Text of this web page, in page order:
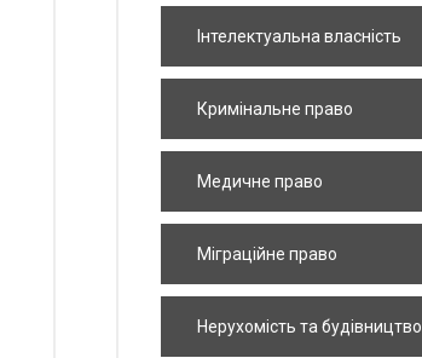
Інтелектуальна власність
Кримінальне право
Медичне право
Міграційне право
Нерухомість та будівництво